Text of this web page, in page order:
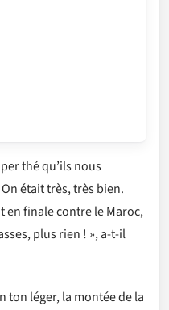
thé qu’ils nous
était très, très bien.
en finale contre le Maroc,
plus rien ! », a-t-il
ton léger, la montée de la